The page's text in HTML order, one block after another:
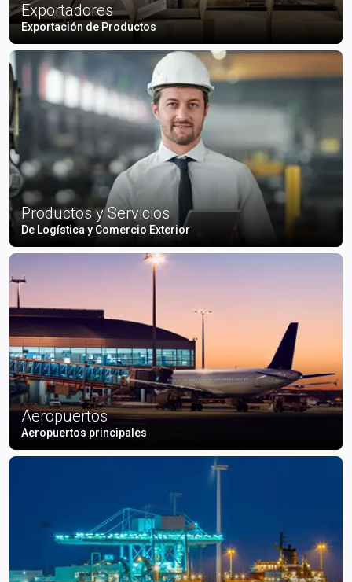
Exportadores
Exportación de Productos
Productos y Servicios
De Logística y Comercio Exterior
Aeropuertos
Aeropuertos principales